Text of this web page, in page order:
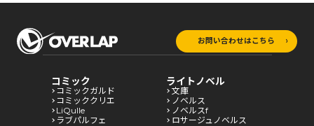
お問い合わせはこちら
コミック
コミックガルド
コミッククリエ
LiQulle
ラブパルフェ
ライトノベル
文庫
ノベルス
ノベルスf
ロサージュノベルス